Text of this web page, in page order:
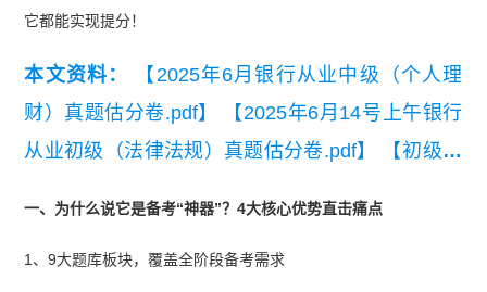
它都能实现提分！
本文资料：
【2025年6月银行从业中级（个人理
财）真题估分卷.pdf】
【2025年6月14号上午银行
从业初级（法律法规）真题估分卷.pdf】
【初级银
一、为什么说它是备考“神器”？4大核心优势直击痛点
1、9大题库板块，覆盖全阶段备考需求